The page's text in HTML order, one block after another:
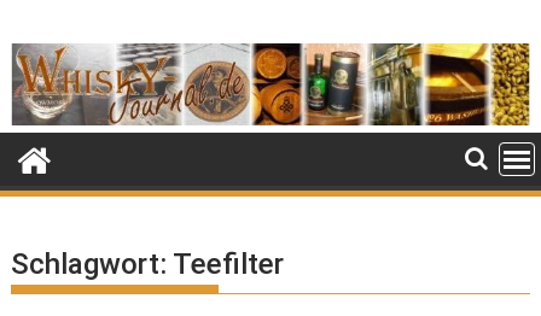
to
content
Schlagwort: Teefilter